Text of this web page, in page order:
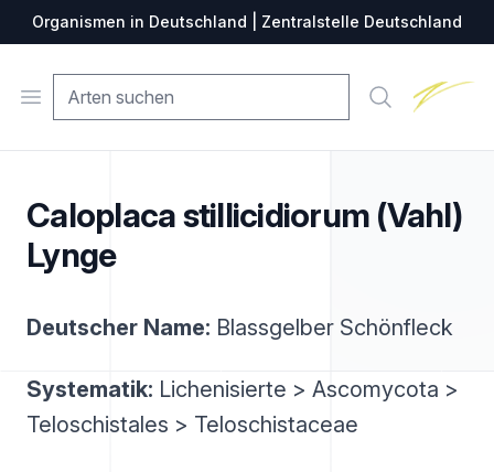
Organismen in Deutschland | Zentralstelle Deutschland
Open menu Suche
Caloplaca stillicidiorum (Vahl)
Lynge
Deutscher Name: Blassgelber Schönfleck
Systematik: Lichenisierte > Ascomycota >
Teloschistales > Teloschistaceae